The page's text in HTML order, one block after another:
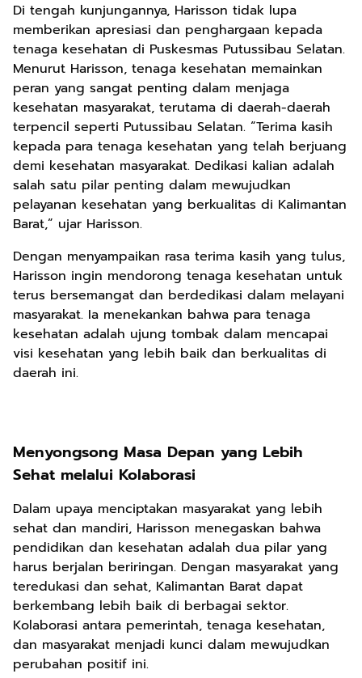
Di tengah kunjungannya, Harisson tidak lupa
memberikan apresiasi dan penghargaan kepada
tenaga kesehatan di Puskesmas Putussibau Selatan.
Menurut Harisson, tenaga kesehatan memainkan
peran yang sangat penting dalam menjaga
kesehatan masyarakat, terutama di daerah-daerah
terpencil seperti Putussibau Selatan. “Terima kasih
kepada para tenaga kesehatan yang telah berjuang
demi kesehatan masyarakat. Dedikasi kalian adalah
salah satu pilar penting dalam mewujudkan
pelayanan kesehatan yang berkualitas di Kalimantan
Barat,” ujar Harisson.
Dengan menyampaikan rasa terima kasih yang tulus,
Harisson ingin mendorong tenaga kesehatan untuk
terus bersemangat dan berdedikasi dalam melayani
masyarakat. Ia menekankan bahwa para tenaga
kesehatan adalah ujung tombak dalam mencapai
visi kesehatan yang lebih baik dan berkualitas di
daerah ini.
Menyongsong Masa Depan yang Lebih
Sehat melalui Kolaborasi
Dalam upaya menciptakan masyarakat yang lebih
sehat dan mandiri, Harisson menegaskan bahwa
pendidikan dan kesehatan adalah dua pilar yang
harus berjalan beriringan. Dengan masyarakat yang
teredukasi dan sehat, Kalimantan Barat dapat
berkembang lebih baik di berbagai sektor.
Kolaborasi antara pemerintah, tenaga kesehatan,
dan masyarakat menjadi kunci dalam mewujudkan
perubahan positif ini.